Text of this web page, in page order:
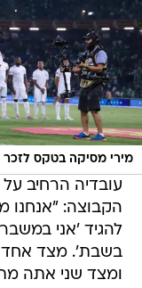
מירי מסיקה בטקס לזכר
עובדיה הרחיב
הקבוצה: "אנחנו
להגיד 'אני
בשבת'. מצד אחד
ומצד שני אתה